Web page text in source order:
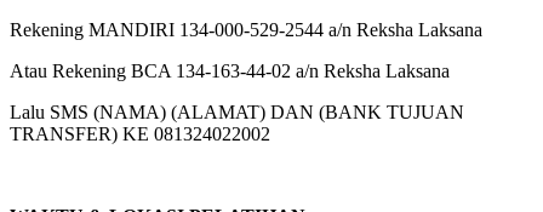
Rekening MANDIRI 134-000-529-2544 a/n Reksha Laksana
Atau Rekening BCA 134-163-44-02 a/n Reksha Laksana
Lalu SMS (NAMA) (ALAMAT) DAN (BANK TUJUAN
TRANSFER) KE 081324022002